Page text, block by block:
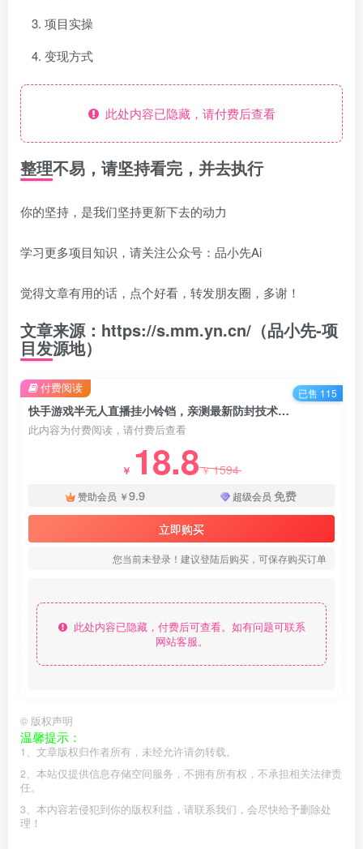
项目实操
变现方式
此处内容已隐藏，请付费后查看
整理不易，请坚持看完，并去执行
你的坚持，是我们坚持更新下去的动力
学习更多项目知识，请关注公众号：品小先Ai
觉得文章有用的话，点个好看，转发朋友圈，多谢！
文章来源：https://s.mm.yn.cn/（品小先-项
目发源地）
快手游戏半无人直播挂小铃铛，亲测最新防封技术，无需露脸无需说话，小白轻松日入4000+ - 资源之家
此内容为付费阅读，请付费后查看
￥ 18.8￥1594
赞助会员 ￥9.9 超级会员 免费
立即购买
您当前未登录！建议登陆后购买，可保存购买订单
此处内容已隐藏，付费后可查看。如有问题可联系
网站客服。
付费阅读 已售 115
© 版权声明
温馨提示：
1、文章版权归作者所有，未经允许请勿转载。
2、本站仅提供信息存储空间服务，不拥有所有权，不承担相关法律责
任。
3、本内容若侵犯到你的版权利益，请联系我们，会尽快给予删除处
理！